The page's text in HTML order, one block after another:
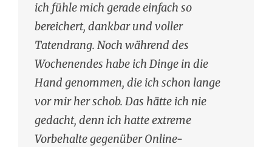
ich fühle mich gerade einfach so
bereichert, dankbar und voller
Tatendrang. Noch während des
Wochenendes habe ich Dinge in die
Hand genommen, die ich schon lange
vor mir her schob. Das hätte ich nie
gedacht, denn ich hatte extreme
Vorbehalte gegenüber Online-